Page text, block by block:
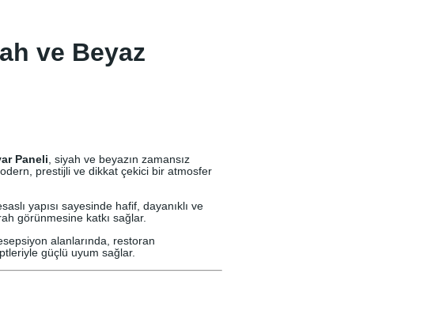
ve Beyaz
Paneli , siyah ve beyazın zamansız
prestijli ve dikkat çekici bir atmosfer
yapısı sayesinde hafif, dayanıklı ve
görünmesine katkı sağlar.
alanlarında, restoran
güçlü uyum sağlar.